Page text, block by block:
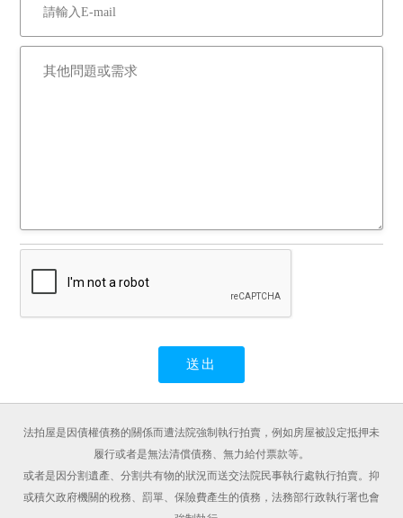
法拍屋是因債權債務的關係而遭法院強制執行拍賣，例如房屋被設定抵押未
履行或者是無法清償債務、無力給付票款等。
或者是因分割遺產、分割共有物的狀況而送交法院民事執行處執行拍賣。抑
或積欠政府機關的稅務、罰單、保險費產生的債務，法務部行政執行署也會